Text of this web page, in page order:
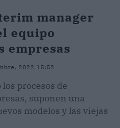
manager
equipo
empresas
2022 15:52
procesos de
suponen una
modelos y las viejas